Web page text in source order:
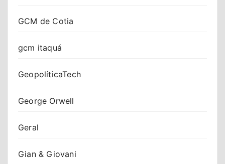
GCM de Cotia
gcm itaquá
GeopolíticaTech
George Orwell
Geral
Gian & Giovani